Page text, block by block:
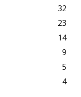
32
23
14
9
5
4